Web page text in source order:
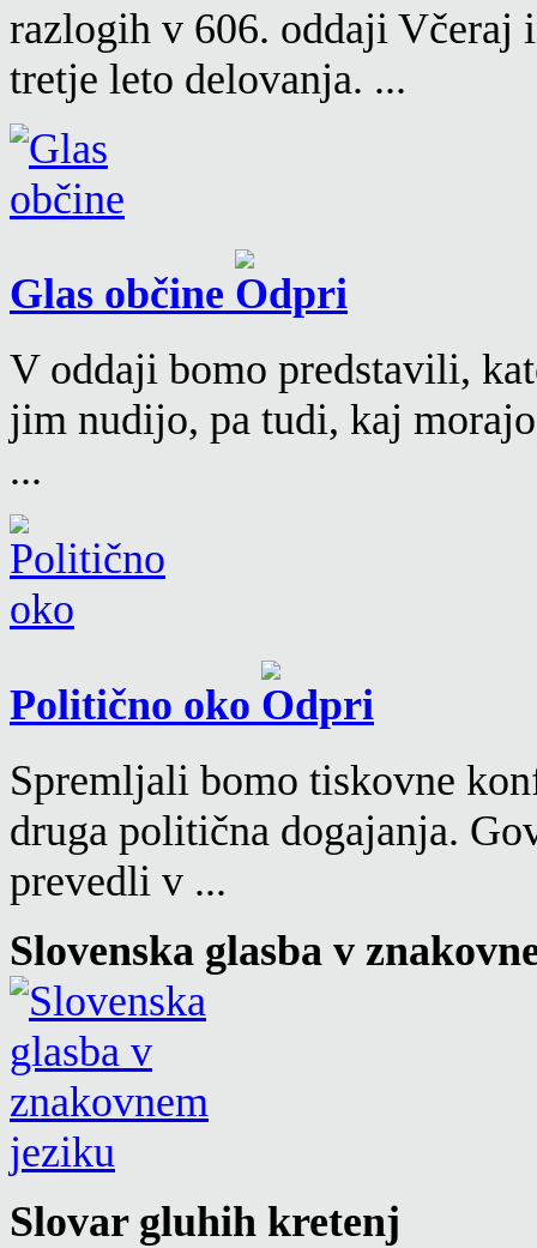
razlogih v 606. oddaji Včeraj
tretje leto delovanja. ...
Glas občine
V oddaji bomo predstavili,
jim nudijo, pa tudi, kaj
...
Politično oko
Spremljali bomo tiskovne
druga politična dogajanja.
prevedli v ...
Slovenska glasba v
Slovar gluhih kretenj